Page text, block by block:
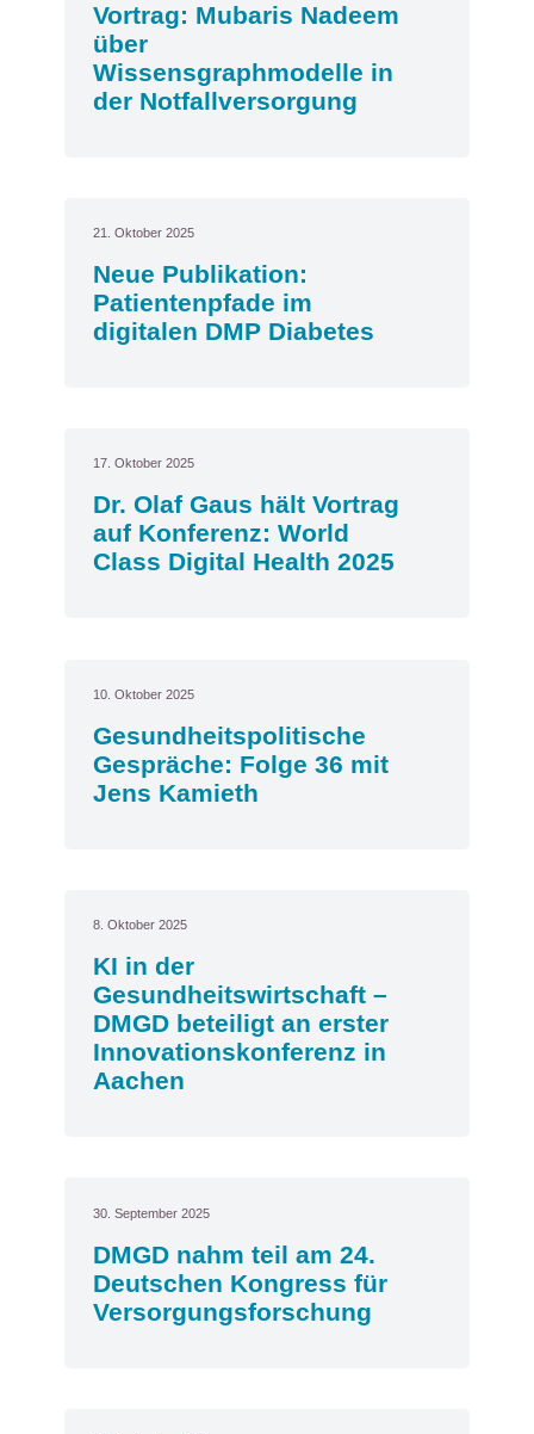
Vortrag: Mubaris Nadeem
über
Wissensgraphmodelle in
der Notfallversorgung
21. Oktober 2025
Neue Publikation:
Patientenpfade im
digitalen DMP Diabetes
17. Oktober 2025
Dr. Olaf Gaus hält Vortrag
auf Konferenz: World
Class Digital Health 2025
10. Oktober 2025
Gesundheitspolitische
Gespräche: Folge 36 mit
Jens Kamieth
8. Oktober 2025
KI in der
Gesundheitswirtschaft –
DMGD beteiligt an erster
Innovationskonferenz in
Aachen
30. September 2025
DMGD nahm teil am 24.
Deutschen Kongress für
Versorgungsforschung